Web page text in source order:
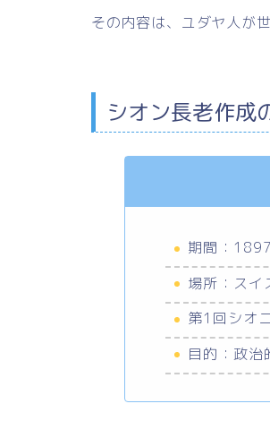
その内容は、ユダヤ人が
シオン長老作成
期間：
場所：スイ
第1回シオ
目的：政治